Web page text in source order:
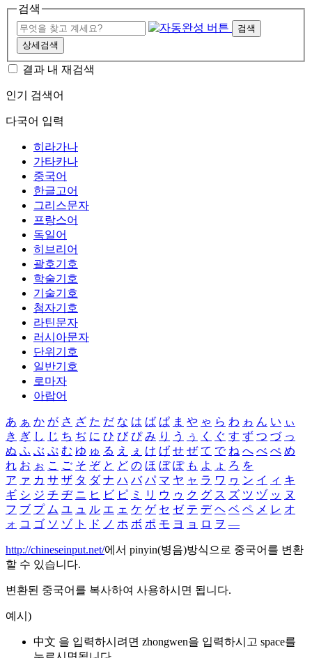
검색
검색
상세검색
결과 내 재검색
인기 검색어
다국어 입력
히라가나
가타카나
중국어
한글고어
그리스문자
프랑스어
독일어
히브리어
괄호기호
학술기호
기술기호
첨자기호
라틴문자
러시아문자
단위기호
일반기호
로마자
아랍어
あ ぁ か が さ ざ た だ な は ば ぱ ま や ゃ ら わ ゎ ん い ぃ
き ぎ し じ ち ぢ に ひ び ぴ み り う ぅ く ぐ す ず つ づ っ
ぬ ふ ぶ ぷ む ゆ ゅ る え ぇ け げ せ ぜ て で ね へ べ ぺ め
れ お ぉ こ ご そ ぞ と ど の ほ ぼ ぽ も よ ょ ろ を
ア ァ カ サ ザ タ ダ ナ ハ バ パ マ ヤ ャ ラ ワ ヮ ン イ ィ キ
ギ シ ジ チ ヂ ニ ヒ ビ ピ ミ リ ウ ゥ ク グ ス ズ ツ ヅ ッ ヌ
フ ブ プ ム ユ ュ ル エ ェ ケ ゲ セ ゼ テ デ ヘ ベ ペ メ レ オ
ォ コ ゴ ソ ゾ ト ド ノ ホ ボ ポ モ ヨ ョ ロ ヲ ―
http://chineseinput.net/에서 pinyin(병음)방식으로 중국어를 변환
할 수 있습니다.
변환된 중국어를 복사하여 사용하시면 됩니다.
예시)
中文 을 입력하시려면 zhongwen을 입력하시고 space를